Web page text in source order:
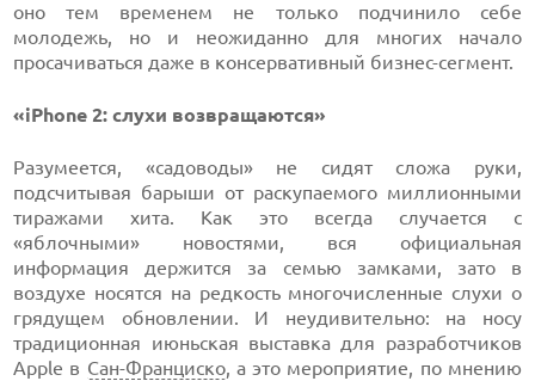
оно тем временем не только подчинило себе
молодежь, но и неожиданно для многих начало
просачиваться даже в консервативный бизнес-сегмент.
«iPhone 2: слухи возвращаются»
Разумеется, «садоводы» не сидят сложа руки,
подсчитывая барыши от раскупаемого миллионными
тиражами хита. Как это всегда случается с
«яблочными» новостями, вся официальная
информация держится за семью замками, зато в
воздухе носятся на редкость многочисленные слухи о
грядущем обновлении. И неудивительно: на носу
традиционная июньская выставка для разработчиков
Apple в Сан-Франциско, а это мероприятие, по мнению